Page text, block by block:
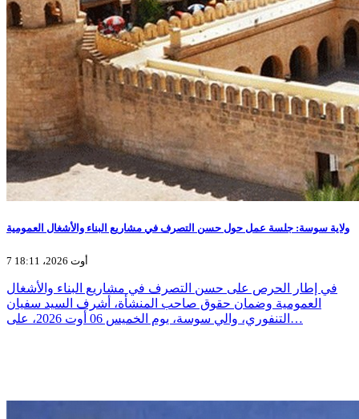
ولاية سوسة: جلسة عمل حول حسن التصرف في مشاريع البناء والأشغال العمومية
7 أوت 2026، 18:11
في إطار الحرص على حسن التصرف في مشاريع البناء والأشغال
العمومية وضمان حقوق صاحب المنشأة، أشرف السيد سفيان
التنفوري، والي سوسة، يوم الخميس 06 أوت 2026، على…